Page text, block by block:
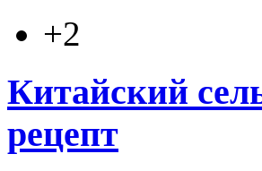
+2
Китайский
рецепт